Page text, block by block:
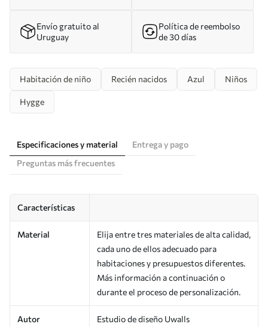
Envío gratuito al
Uruguay
Política de reembolso
de 30 días
Habitación de niño Recién nacidos Azul Niños
Hygge
Especificaciones y material
Entrega y pago
Preguntas más frecuentes
Características
Material
Elija entre tres materiales de alta calidad,
cada uno de ellos adecuado para
habitaciones y presupuestos diferentes.
Más información a continuación o
durante el proceso de personalización.
Autor Estudio de diseño Uwalls